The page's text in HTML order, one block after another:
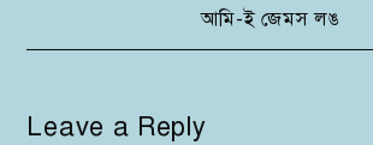
navigation
আমি-ই জেমস লঙ
Leave a Reply